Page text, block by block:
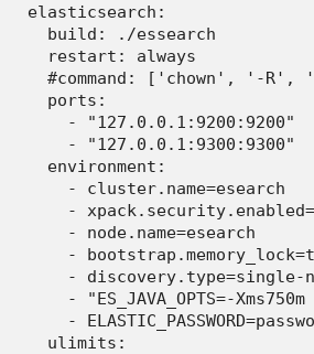
  elasticsearch:
    build: ./essearch
    restart: always
#command: ['chown', '-R',
    ports:
      - "127.0.0.1:9200:9200"
      - "127.0.0.1:9300:9300"
    environment:
      - cluster.name=esearch
-
      - node.name=esearch
-
- discovery.type=single-
- "ES_JAVA_OPTS=-Xms750m
-
    ulimits: